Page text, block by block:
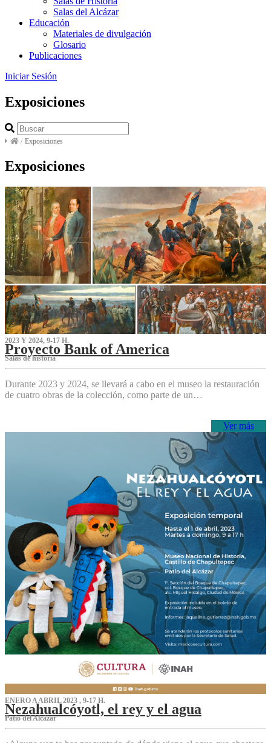
Salas del Alcázar
Educación
Materiales de divulgación
Glosario
Publicaciones
Iniciar Sesión
Exposiciones
/ Exposiciones
Exposiciones
2023 Y 2024, 9-17 H.
Proyecto Bank of America
S‌alas de historia
Durante 2023 y 2024, se llevará a cabo en el museo la restauración
de cuatro obras de la colección, como parte de un…
Ver más
ENERO A ABRIL 2023 , 9-17 H.
Nezahualcóyotl, el rey y el agua
Patio del Alcázar